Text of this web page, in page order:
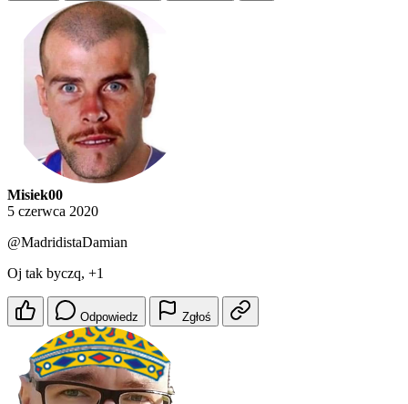
Misiek00
5 czerwca 2020
@MadridistaDamian
Oj tak byczq, +1
Odpowiedz Zgłoś